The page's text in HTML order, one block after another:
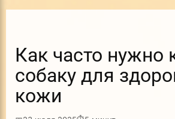
Как часто нужно
собаку для
кожи